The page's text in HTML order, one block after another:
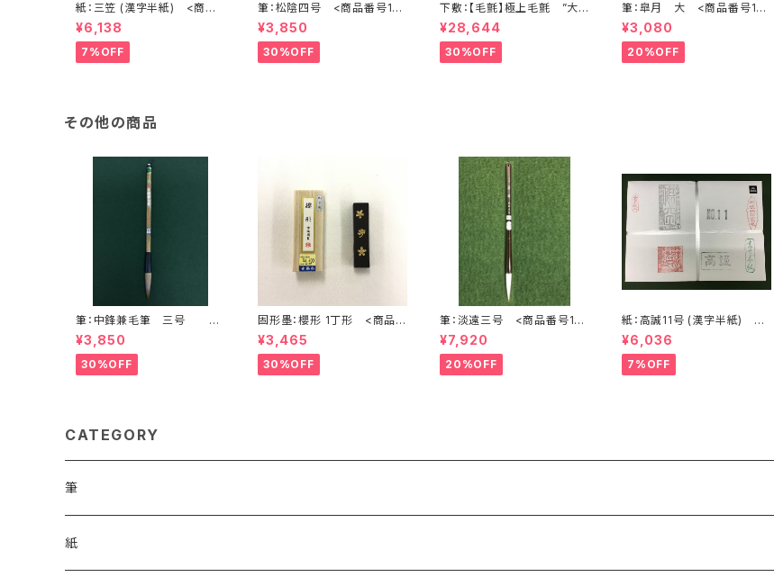
紙：三笠 (漢字半紙) <商品
番号1202>
¥6,138
7%OFF
筆：松陰四号 <商品番号10
72>
¥3,850
30%OFF
下敷：【毛氈】極上毛氈 ”大
聖武” 2500×900mm (2尺×
8尺判) 紺３ミリ <商品番
号1368>
¥28,644
30%OFF
筆：皐月 大 <商品番号174
8>
¥3,080
20%OFF
その他の商品
筆：中鋒兼毛筆 三号 <
商品番号1099>
¥3,850
30%OFF
固形墨：櫻形 1丁形 <商品番
号1462>
¥3,465
30%OFF
筆：淡遠三号 <商品番号10
00>
¥7,920
20%OFF
紙：高誠11号 (漢字半紙) <
商品番号1201>
¥6,036
7%OFF
CATEGORY
筆
漢字用
紙